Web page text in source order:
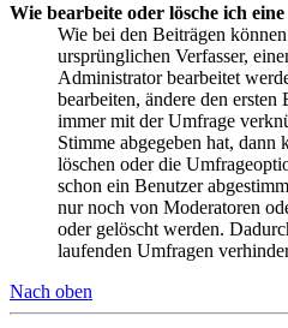
Wie bearbeite oder lösche ich
Wie bei den Beiträgen
ursprünglichen Verfasser,
Administrator bearbeitet
bearbeiten, ändere den ersten
immer mit der Umfrage
Stimme abgegeben hat,
löschen oder die
schon ein Benutzer
nur noch von Moderatoren
oder gelöscht werden.
laufenden Umfragen
Nach oben